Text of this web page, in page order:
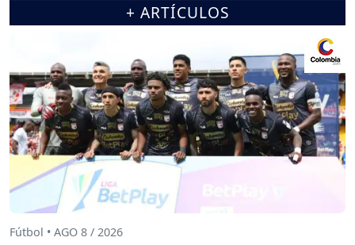
+ ARTÍCULOS
Fútbol • AGO 8 / 2026